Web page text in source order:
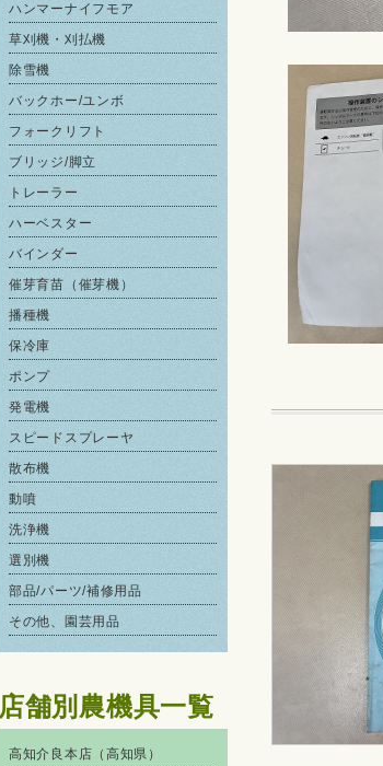
ハンマーナイフモア
草刈機・刈払機
除雪機
バックホー/ユンボ
フォークリフト
ブリッジ/脚立
トレーラー
ハーベスター
バインダー
催芽育苗（催芽機）
播種機
保冷庫
ポンプ
発電機
スピードスプレーヤ
散布機
動噴
洗浄機
選別機
部品/パーツ/補修用品
その他、園芸用品
店舗別農機具一覧
高知介良本店（高知県）